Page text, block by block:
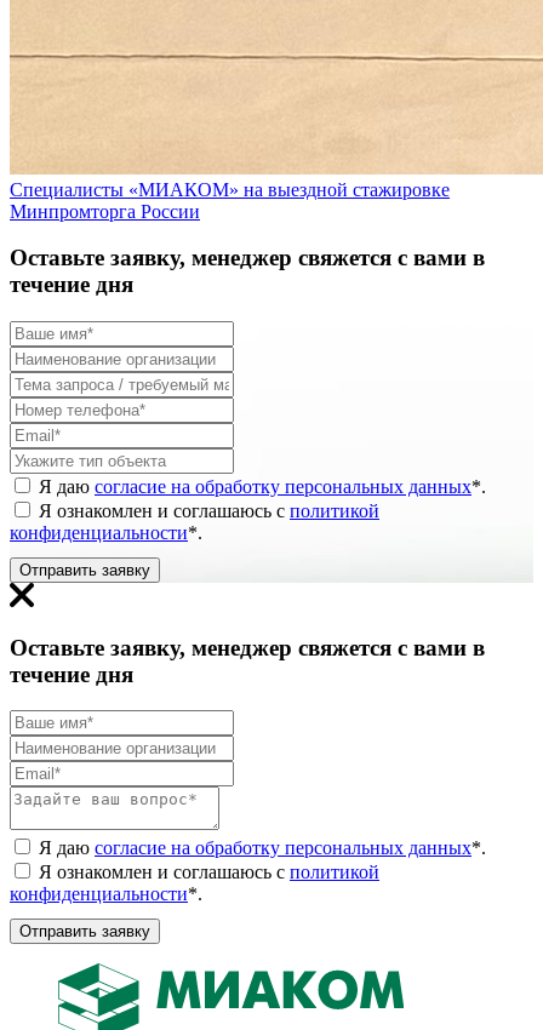
Специалисты «МИАКОМ» на выездной стажировке
Минпромторга России
Оставьте заявку, менеджер свяжется с вами в
течение дня
Я даю согласие на обработку персональных данных*.
Я ознакомлен и соглашаюсь с политикой
конфиденциальности*.
Отправить заявку
Оставьте заявку, менеджер свяжется с вами в
течение дня
Я даю согласие на обработку персональных данных*.
Я ознакомлен и соглашаюсь с политикой
конфиденциальности*.
Отправить заявку